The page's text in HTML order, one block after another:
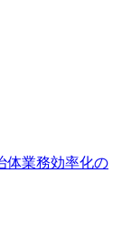
体業務効率化の